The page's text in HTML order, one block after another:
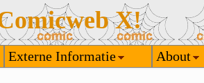
X!
Externe Informatie About